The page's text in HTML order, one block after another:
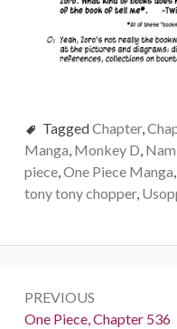
TaggedChapter,
Manga, Monkey D,
piece,One Piece Manga,
tony tony chopper,
navigation
PREVIOUS
Previous:
One Piece, Chapter 536